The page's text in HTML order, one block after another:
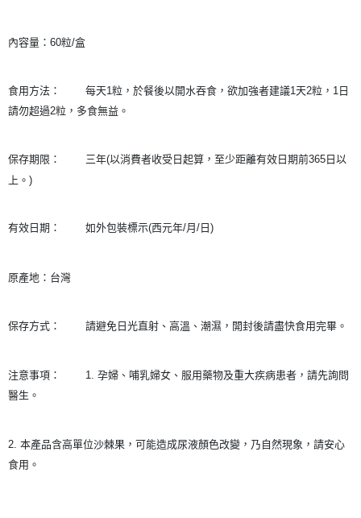
內容量：60粒/盒
食用方法：
每天1粒，於餐後以開水吞食，欲加強者建議1天2粒，1日
請勿超過2粒，多食無益。
保存期限：
三年(以消費者收受日起算，至少距離有效日期前365日以
上。)
有效日期： 如外包裝標示(西元年/月/日)
原產地：台灣
保存方式： 請避免日光直射、高溫、潮濕，開封後請盡快食用完畢。
注意事項：
1. 孕婦、哺乳婦女、服用藥物及重大疾病患者，請先詢問
醫生。
2. 本產品含高單位沙棘果，可能造成尿液顏色改變，乃自然現象，請安心
食用。